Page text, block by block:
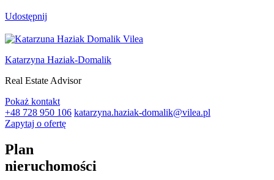
Udostępnij
Katarzyna Haziak-Domalik
Real Estate Advisor
Pokaż kontakt
+48 728 950 106 katarzyna.haziak-domalik@vilea.pl
Zapytaj o ofertę
Plan
nieruchomości